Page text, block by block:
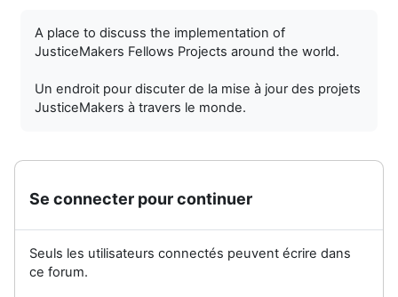
A place to discuss the implementation of
JusticeMakers Fellows Projects around the world.
Un endroit pour discuter de la mise à jour des projets
JusticeMakers à travers le monde.
Se connecter pour continuer
Seuls les utilisateurs connectés peuvent écrire dans
ce forum.